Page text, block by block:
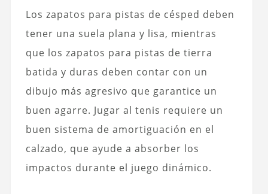
Los zapatos para pistas de césped deben
tener una suela plana y lisa, mientras
que los zapatos para pistas de tierra
batida y duras deben contar con un
dibujo más agresivo que garantice un
buen agarre. Jugar al tenis requiere un
buen sistema de amortiguación en el
calzado, que ayude a absorber los
impactos durante el juego dinámico.